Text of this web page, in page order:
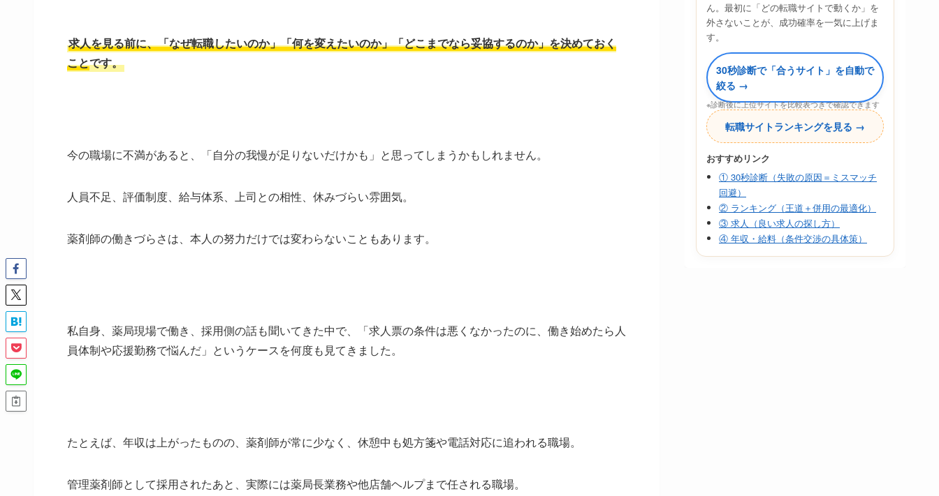
求人を見る前に、「なぜ転職したいのか」「何を変えたいのか」「どこまでなら妥協するのか」を決めておく
ことです。
今の職場に不満があると、「自分の我慢が足りないだけかも」と思ってしまうかもしれません。
人員不足、評価制度、給与体系、上司との相性、休みづらい雰囲気。
薬剤師の働きづらさは、本人の努力だけでは変わらないこともあります。
私自身、薬局現場で働き、採用側の話も聞いてきた中で、「求人票の条件は悪くなかったのに、働き始めたら人
員体制や応援勤務で悩んだ」というケースを何度も見てきました。
たとえば、年収は上がったものの、薬剤師が常に少なく、休憩中も処方箋や電話対応に追われる職場。
管理薬剤師として採用されたあと、実際には薬局長業務や他店舗ヘルプまで任される職場。
ん。最初に「どの転職サイトで動くか」を
外さないことが、成功確率を一気に上げま
す。
30秒診断で「合うサイト」を自動で
絞る →
※診断後に上位サイトを比較表つきで確認できます
転職サイトランキングを見る →
おすすめリンク
① 30秒診断（失敗の原因＝ミスマッチ
回避）
② ランキング（王道＋併用の最適化）
③ 求人（良い求人の探し方）
④ 年収・給料（条件交渉の具体策）